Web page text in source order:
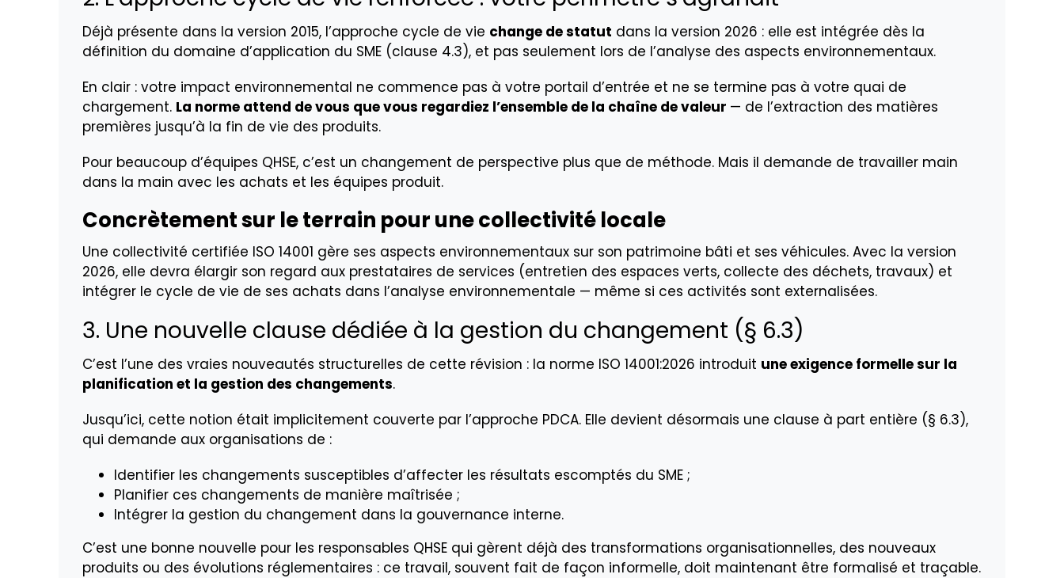
Déjà présente dans la version 2015, l’approche cycle de vie change de statut dans la version 2026 : elle est intégrée dès la
définition du domaine d’application du SME (clause 4.3), et pas seulement lors de l’analyse des aspects environnementaux.
En clair : votre impact environnemental ne commence pas à votre portail d’entrée et ne se termine pas à votre quai de
chargement. La norme attend de vous que vous regardiez l’ensemble de la chaîne de valeur — de l’extraction des matières
premières jusqu’à la fin de vie des produits.
Pour beaucoup d’équipes QHSE, c’est un changement de perspective plus que de méthode. Mais il demande de travailler main
dans la main avec les achats et les équipes produit.
Concrètement sur le terrain pour une collectivité locale
Une collectivité certifiée ISO 14001 gère ses aspects environnementaux sur son patrimoine bâti et ses véhicules. Avec la version
2026, elle devra élargir son regard aux prestataires de services (entretien des espaces verts, collecte des déchets, travaux) et
intégrer le cycle de vie de ses achats dans l’analyse environnementale — même si ces activités sont externalisées.
3. Une nouvelle clause dédiée à la gestion du changement (§ 6.3)
C’est l’une des vraies nouveautés structurelles de cette révision : la norme ISO 14001:2026 introduit une exigence formelle sur la
planification et la gestion des changements.
Jusqu’ici, cette notion était implicitement couverte par l’approche PDCA. Elle devient désormais une clause à part entière (§ 6.3),
qui demande aux organisations de :
Identifier les changements susceptibles d’affecter les résultats escomptés du SME ;
Planifier ces changements de manière maîtrisée ;
Intégrer la gestion du changement dans la gouvernance interne.
C’est une bonne nouvelle pour les responsables QHSE qui gèrent déjà des transformations organisationnelles, des nouveaux
produits ou des évolutions réglementaires : ce travail, souvent fait de façon informelle, doit maintenant être formalisé et traçable.